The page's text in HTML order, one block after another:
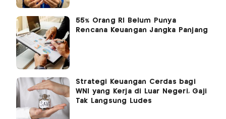
55% Orang RI Belum Punya
Rencana Keuangan Jangka Panjang
Strategi Keuangan Cerdas bagi
WNI yang Kerja di Luar Negeri, Gaji
Tak Langsung Ludes